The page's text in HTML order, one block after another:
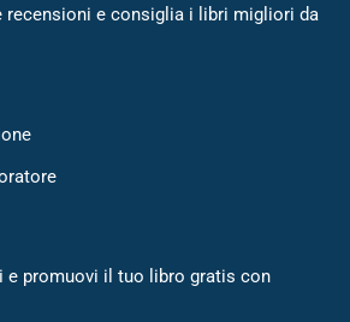
recensioni e consiglia i libri migliori da
e promuovi il tuo libro gratis con